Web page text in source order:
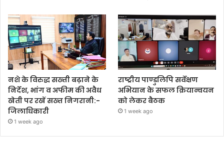
नशे के विरुद्ध सख्ती बढ़ाने के
निर्देश, भांग व अफीम की अवैध
खेती पर रखें सख्त निगरानी:-
जिलाधिकारी
1 week ago
राष्ट्रीय पाण्डुलिपि सर्वेक्षण
अभियान के सफल क्रियान्वयन
को लेकर बैठक
1 week ago